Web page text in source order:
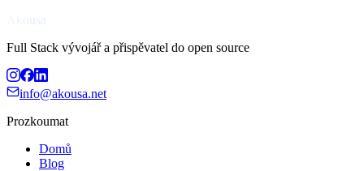
Akousa
Full Stack vývojář a přispěvatel do open source
info@akousa.net
Prozkoumat
Domů
Blog